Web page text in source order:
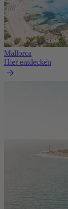
Mallorca
Hier entdecken